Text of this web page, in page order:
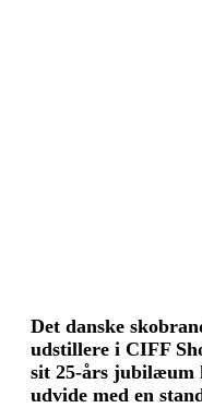
Det danske
udstillere i CIFF
sit 25-års jubilæum
udvide med en